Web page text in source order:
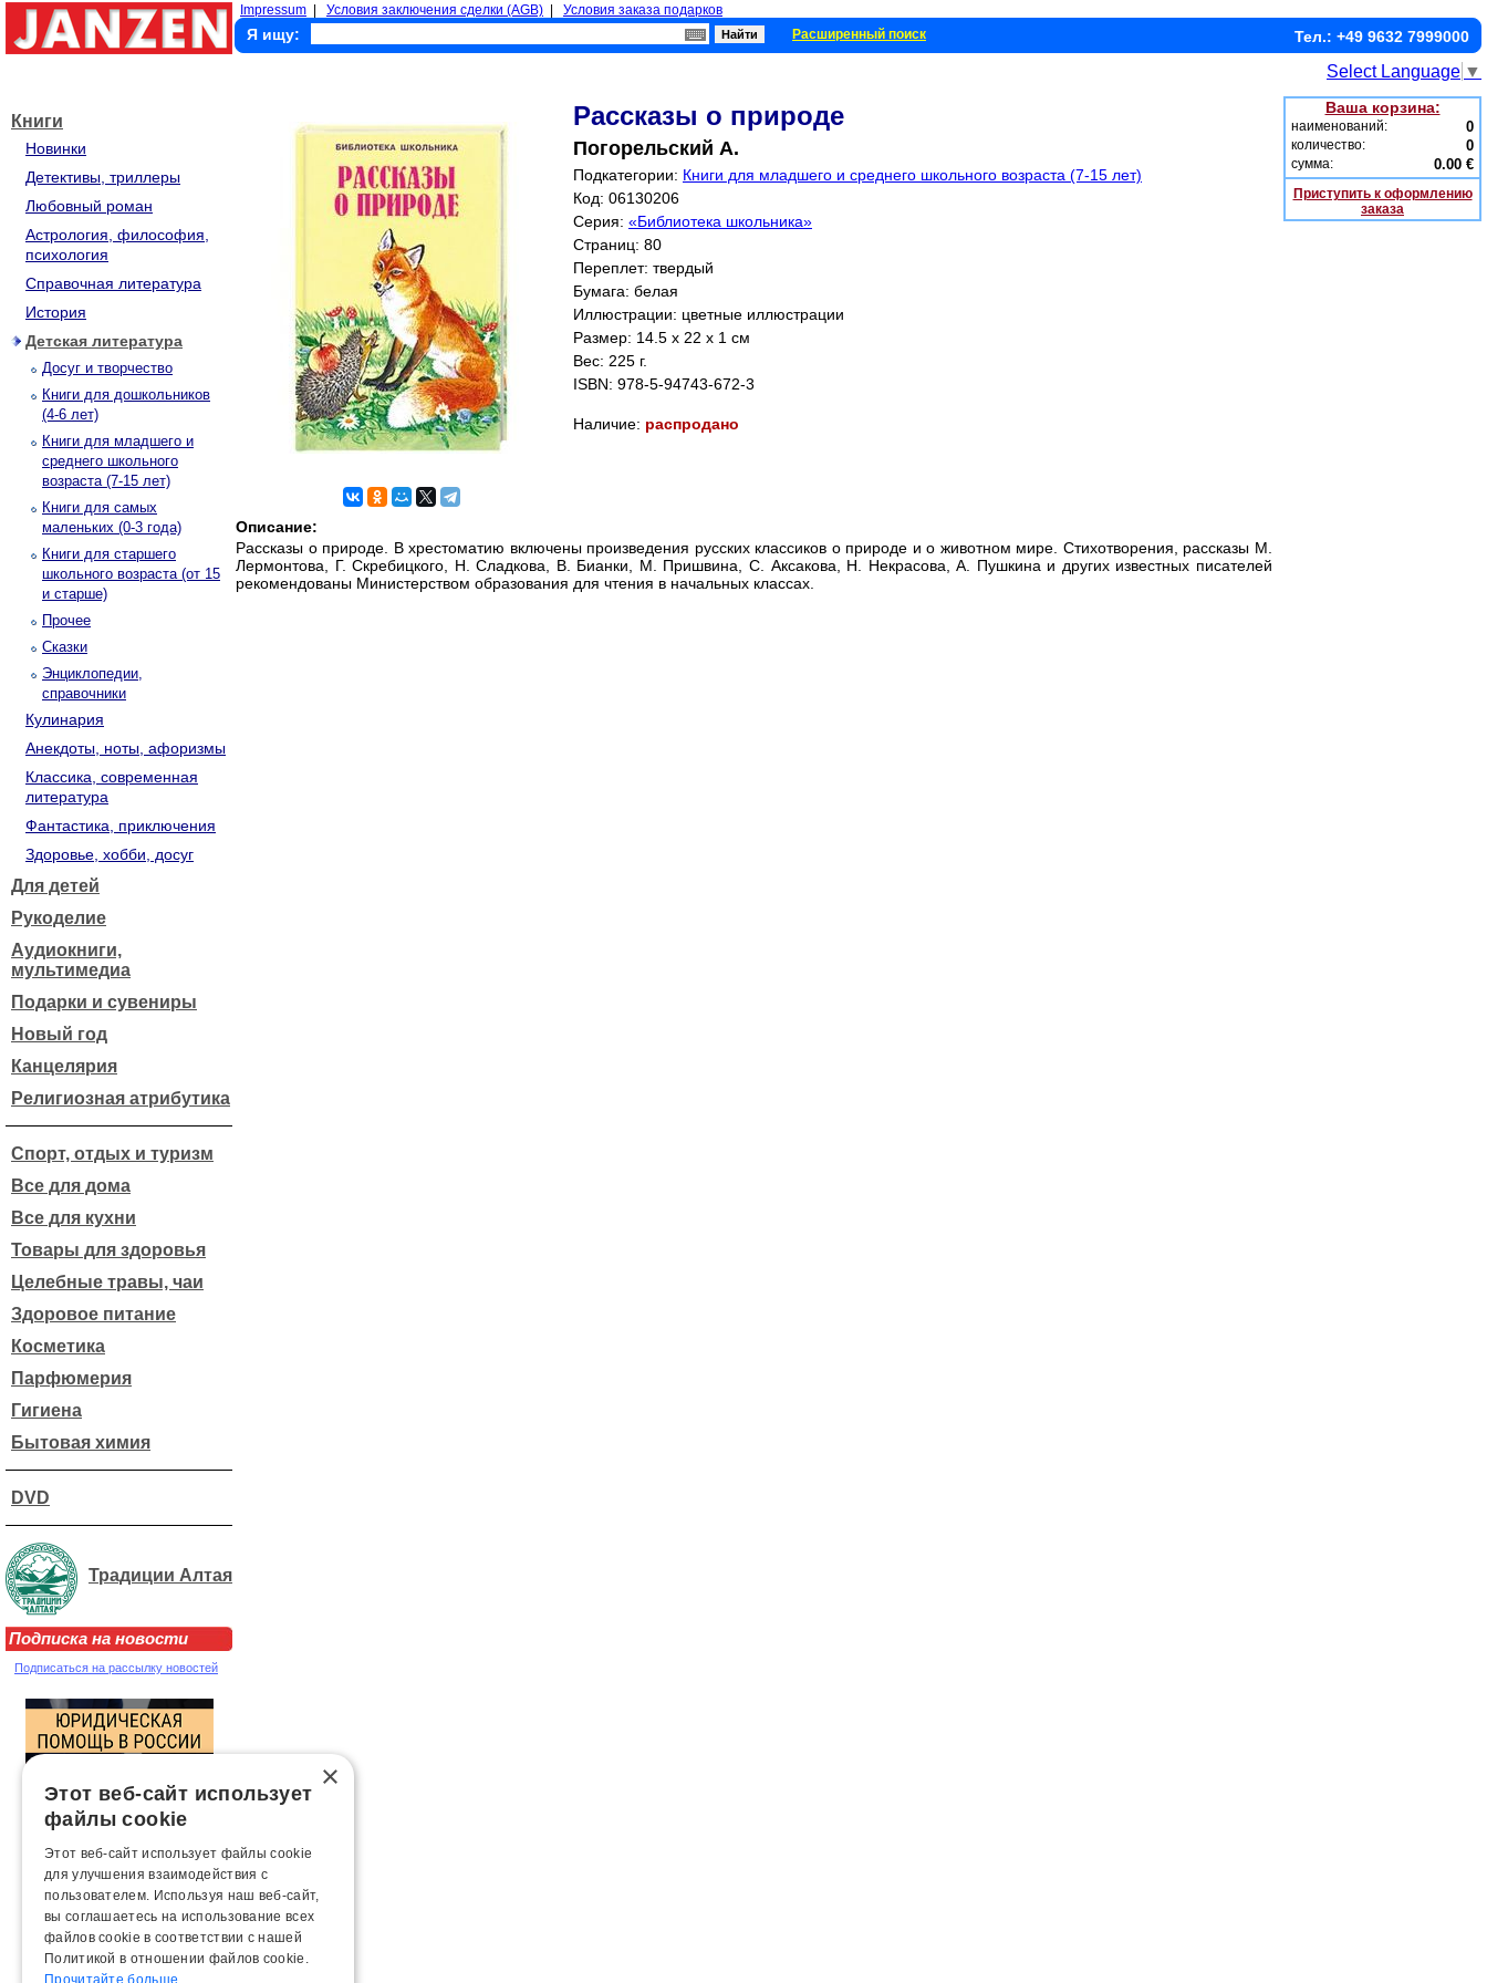
Impressum Условия заключения сделки (AGB) Условия заказа подарков
Я ищу: Расширенный поиск Тел.: +49 9632 7999000
Select Language ▼
Книги
Новинки
Детективы, триллеры
Любовный роман
Астрология, философия,
психология
Справочная литература
История
Детская литература
Досуг и творчество
Книги для дошкольников
(4-6 лет)
Книги для младшего и
среднего школьного
возраста (7-15 лет)
Книги для самых
маленьких (0-3 года)
Книги для старшего
школьного возраста (от 15
и старше)
Прочее
Сказки
Энциклопедии,
справочники
Кулинария
Анекдоты, ноты, афоризмы
Классика, современная
литература
Фантастика, приключения
Здоровье, хобби, досуг
Для детей
Рукоделие
Аудиокниги,
мультимедиа
Подарки и сувениры
Новый год
Канцелярия
Религиозная атрибутика
Спорт, отдых и туризм
Все для дома
Все для кухни
Товары для здоровья
Целебные травы, чаи
Здоровое питание
Косметика
Парфюмерия
Гигиена
Бытовая химия
DVD
Традиции Алтая
Подписка на новости
Подписаться на рассылку новостей
Рассказы о природе
Погорельский А.
Подкатегории: Книги для младшего и среднего школьного возраста (7-15 лет)
Код: 06130206
Серия: «Библиотека школьника»
Страниц: 80
Переплет: твердый
Бумага: белая
Иллюстрации: цветные иллюстрации
Размер: 14.5 x 22 x 1 см
Вес: 225 г.
ISBN: 978-5-94743-672-3
Наличие: распродано
Описание:
Рассказы о природе. В хрестоматию включены произведения русских классиков о природе и о животном мире. Стихотворения, рассказы М.
Лермонтова, Г. Скребицкого, Н. Сладкова, В. Бианки, М. Пришвина, С. Аксакова, Н. Некрасова, А. Пушкина и других известных писателей
рекомендованы Министерством образования для чтения в начальных классах.
Ваша корзина:
наименований: 0
количество: 0
сумма: 0.00 €
Приступить к оформлению
заказа
×
Этот веб-сайт использует
файлы cookie
Этот веб-сайт использует файлы cookie
для улучшения взаимодействия с
пользователем. Используя наш веб-сайт,
вы соглашаетесь на использование всех
файлов cookie в соответствии с нашей
Политикой в ​​отношении файлов cookie.
Прочитайте больше